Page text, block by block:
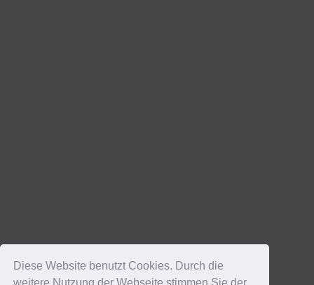
Diese Website benutzt Cookies. Durch die
weitere Nutzung der Webseite stimmen Sie der